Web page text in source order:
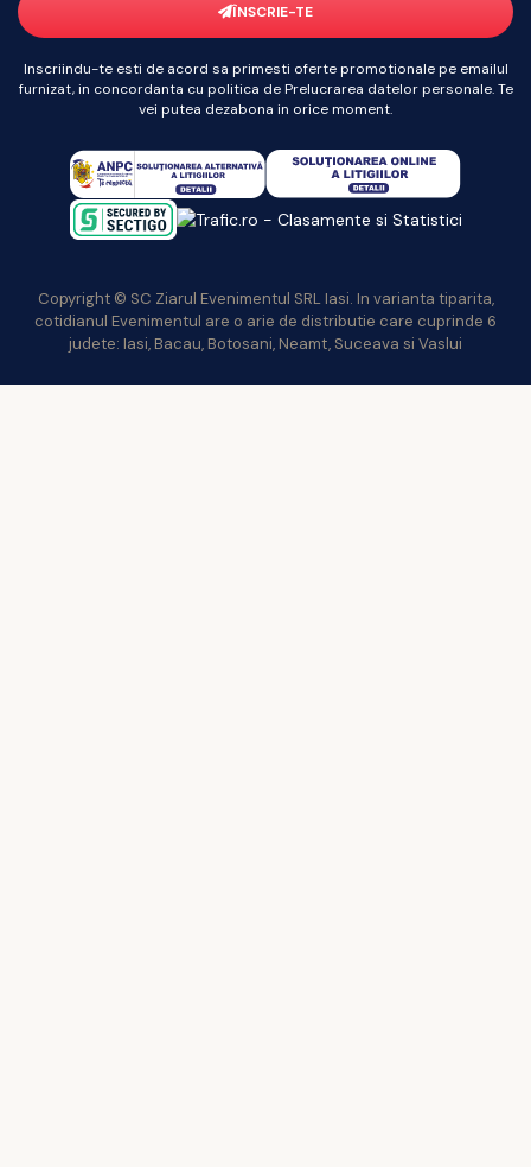
ÎNSCRIE-TE
Inscriindu-te esti de acord sa primesti oferte promotionale pe emailul
furnizat, in concordanta cu politica de Prelucrarea datelor personale. Te
vei putea dezabona in orice moment.
Copyright © SC Ziarul Evenimentul SRL Iasi. In varianta tiparita,
cotidianul Evenimentul are o arie de distributie care cuprinde 6
judete: Iasi, Bacau, Botosani, Neamt, Suceava si Vaslui